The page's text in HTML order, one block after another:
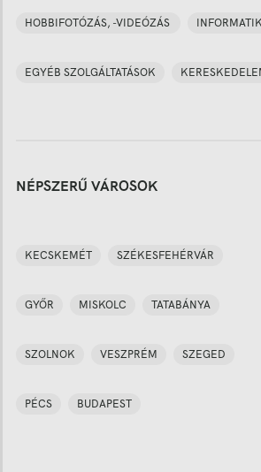
HOBBIFOTÓZÁS, -VIDEÓZÁS
EGYÉB SZOLGÁLTATÁSOK
NÉPSZERŰ VÁROSOK
KECSKEMÉT SZÉKESFEHÉRVÁR
GYŐR MISKOLC TATABÁNYA
SZOLNOK VESZPRÉM SZEGED
PÉCS BUDAPEST